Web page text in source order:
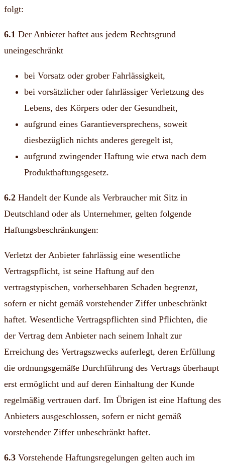
folgt:
6.1 Der Anbieter haftet aus jedem Rechtsgrund
uneingeschränkt
bei Vorsatz oder grober Fahrlässigkeit,
bei vorsätzlicher oder fahrlässiger Verletzung des
Lebens, des Körpers oder der Gesundheit,
aufgrund eines Garantieversprechens, soweit
diesbezüglich nichts anderes geregelt ist,
aufgrund zwingender Haftung wie etwa nach dem
Produkthaftungsgesetz.
6.2 Handelt der Kunde als Verbraucher mit Sitz in
Deutschland oder als Unternehmer, gelten folgende
Haftungsbeschränkungen:
Verletzt der Anbieter fahrlässig eine wesentliche
Vertragspflicht, ist seine Haftung auf den
vertragstypischen, vorhersehbaren Schaden begrenzt,
sofern er nicht gemäß vorstehender Ziffer unbeschränkt
haftet. Wesentliche Vertragspflichten sind Pflichten, die
der Vertrag dem Anbieter nach seinem Inhalt zur
Erreichung des Vertragszwecks auferlegt, deren Erfüllung
die ordnungsgemäße Durchführung des Vertrags überhaupt
erst ermöglicht und auf deren Einhaltung der Kunde
regelmäßig vertrauen darf. Im Übrigen ist eine Haftung des
Anbieters ausgeschlossen, sofern er nicht gemäß
vorstehender Ziffer unbeschränkt haftet.
6.3 Vorstehende Haftungsregelungen gelten auch im